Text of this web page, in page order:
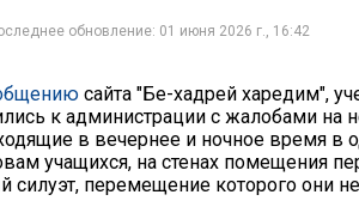
обновление: 01 июня 2026 г., 16:42
сайта "Бе-хадрей харедим",
к администрации с жалобами на
в вечернее и ночное время в
учащихся, на стенах помещения
силуэт, перемещение которого они